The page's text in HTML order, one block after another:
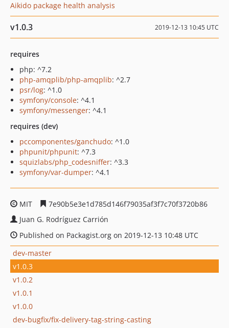
Aikido package health analysis
v1.0.3 2019-12-13 10:45 UTC
requires
php: ^7.2
php-amqplib/php-amqplib: ^2.7
psr/log: ^1.0
symfony/console: ^4.1
symfony/messenger: ^4.1
requires (dev)
pccomponentes/ganchudo: ^1.0
phpunit/phpunit: ^7.3
squizlabs/php_codesniffer: ^3.3
symfony/var-dumper: ^4.1
MIT
7e90b5e3e1d785d146f79035af3f7c70f3720b86
Juan G. Rodríguez Carrión
Published on Packagist.org on 2019-12-13 10:48 UTC
dev-master
v1.0.3
v1.0.2
v1.0.1
v1.0.0
dev-bugfix/fix-delivery-tag-string-casting